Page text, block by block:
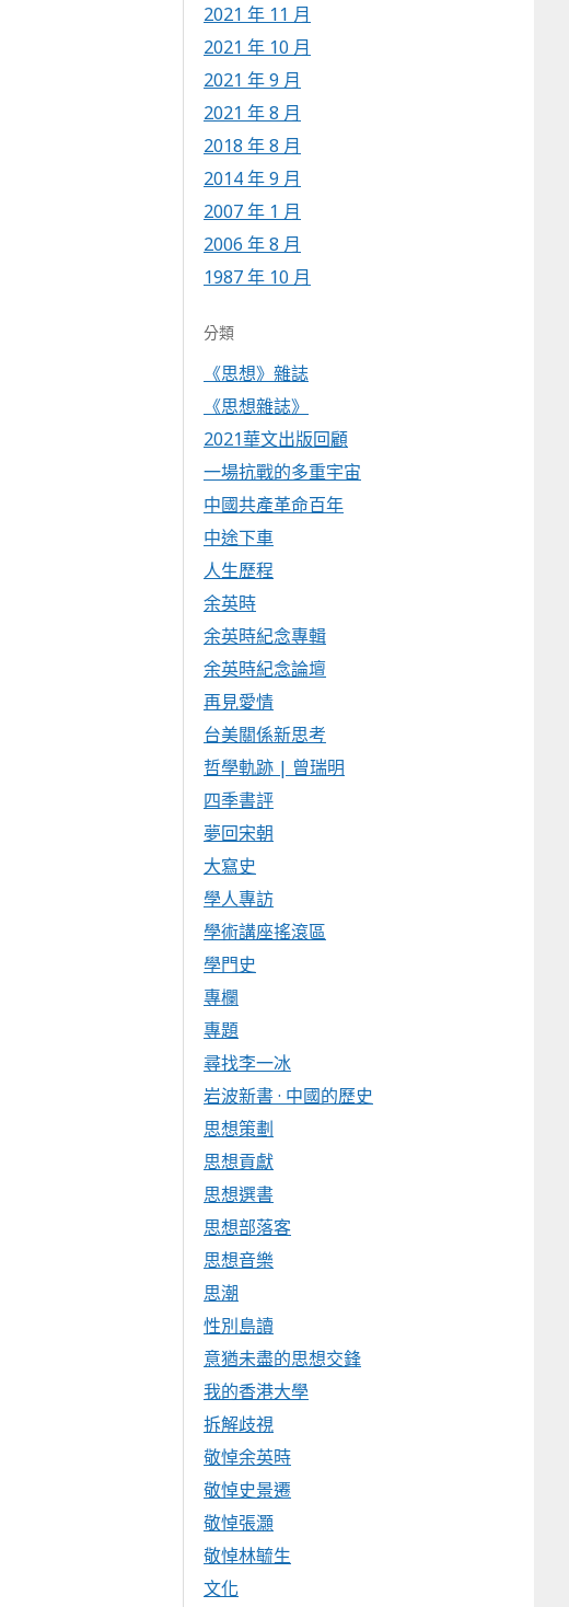
2021 年 11 月
2021 年 10 月
2021 年 9 月
2021 年 8 月
2018 年 8 月
2014 年 9 月
2007 年 1 月
2006 年 8 月
1987 年 10 月
分類
《思想》雜誌
《思想雜誌》
2021華文出版回顧
一場抗戰的多重宇宙
中國共產革命百年
中途下車
人生歷程
余英時
余英時紀念專輯
余英時紀念論壇
再見愛情
台美關係新思考
哲學軌跡 | 曾瑞明
四季書評
夢回宋朝
大寫史
學人專訪
學術講座搖滾區
學門史
專欄
專題
尋找李一冰
岩波新書 · 中國的歷史
思想策劃
思想貢獻
思想選書
思想部落客
思想音樂
思潮
性別島讀
意猶未盡的思想交鋒
我的香港大學
拆解歧視
敬悼余英時
敬悼史景遷
敬悼張灝
敬悼林毓生
文化